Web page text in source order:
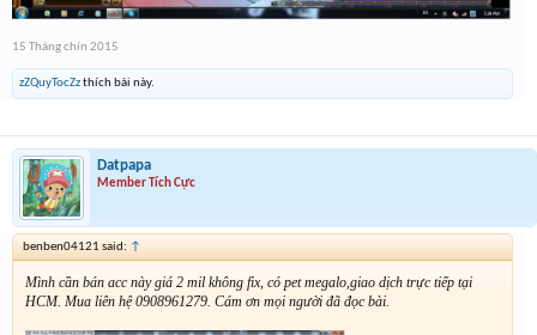
15 Tháng chín 2015
zZQuyTocZzthích bài này.
Datpapa
Member Tích Cực
benben04121 said: ↑
Mình cần bán acc này giá 2 mil không fix, có pet megalo,giao dịch trực tiếp tại
HCM. Mua liên hệ 0908961279. Cám ơn mọi người đã đọc bài.